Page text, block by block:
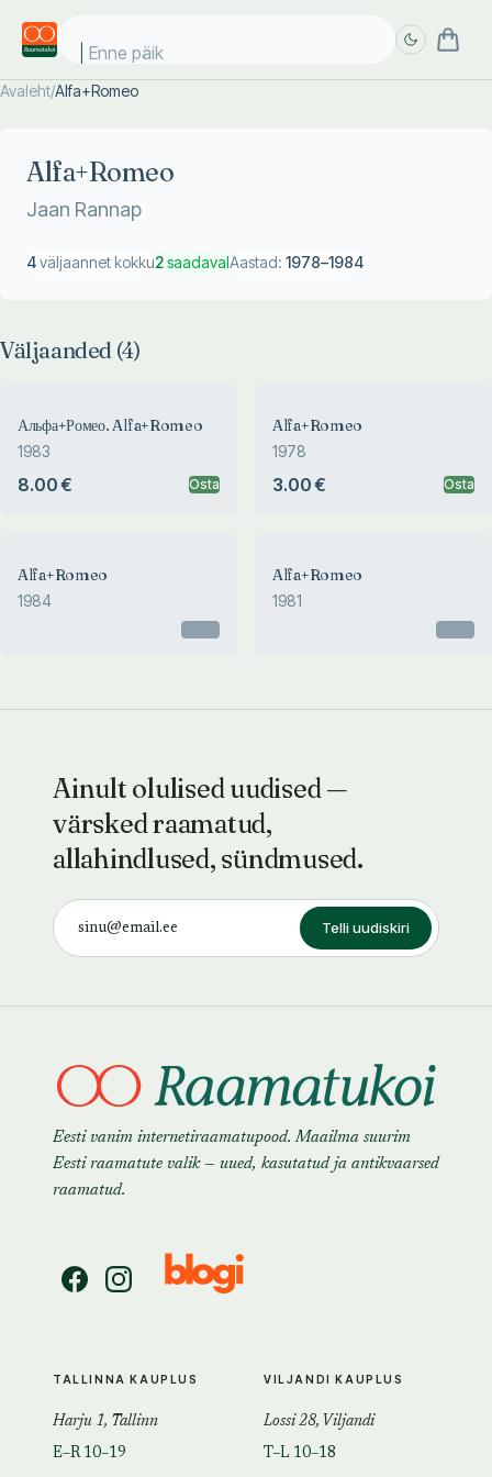
Enne päike
Avaleht/Alfa+Romeo
Alfa+Romeo
Jaan Rannap
4väljaannet kokku2saadavalAastad: 1978–1984
Väljaanded (4)
Альфа+Ромео. Alfa+Romeo
1983
8.00 € Osta
Alfa+Romeo
1978
3.00 € Osta
Alfa+Romeo
1984
Alfa+Romeo
1981
Ainult olulised uudised —
värsked raamatud,
allahindlused, sündmused.
Telli uudiskiri
Eesti vanim internetiraamatupood. Maailma suurim
Eesti raamatute valik — uued, kasutatud ja antikvaarsed
raamatud.
TALLINNA KAUPLUS
Harju 1, Tallinn
E–R 10–19
VILJANDI KAUPLUS
Lossi 28, Viljandi
T–L 10–18